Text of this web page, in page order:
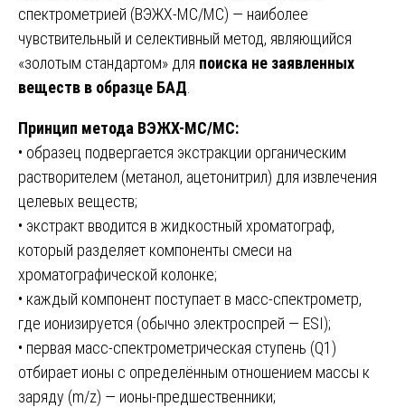
спектрометрией (ВЭЖХ-МС/МС) — наиболее
чувствительный и селективный метод, являющийся
«золотым стандартом» для поиска не заявленных
веществ в образце БАД
Принцип метода ВЭЖХ-МС/МС:
• образец подвергается экстракции органическим
растворителем (метанол, ацетонитрил) для извлечения
целевых веществ;
• экстракт вводится в жидкостный хроматограф,
который разделяет компоненты смеси на
хроматографической колонке;
• каждый компонент поступает в масс-спектрометр,
где ионизируется (обычно электроспрей — ESI);
• первая масс-спектрометрическая ступень (Q1)
отбирает ионы с определённым отношением массы к
заряду (m/z) — ионы-предшественники;